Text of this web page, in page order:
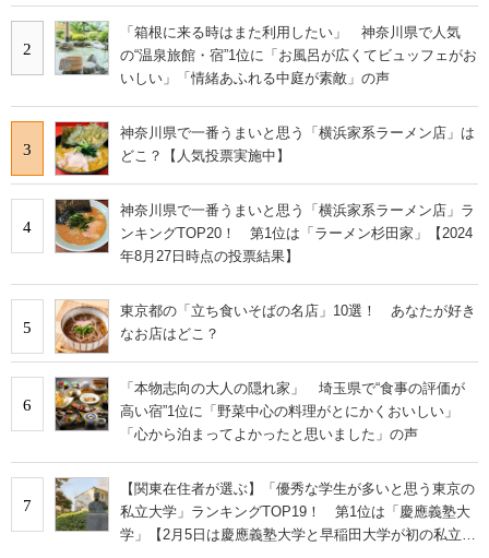
2
「箱根に来る時はまた利用したい」 神奈川県で人気
の“温泉旅館・宿”1位に「お風呂が広くてビュッフェがお
いしい」「情緒あふれる中庭が素敵」の声
3
神奈川県で一番うまいと思う「横浜家系ラーメン店」は
どこ？【人気投票実施中】
4
神奈川県で一番うまいと思う「横浜家系ラーメン店」ラ
ンキングTOP20！ 第1位は「ラーメン杉田家」【2024
年8月27日時点の投票結果】
5
東京都の「立ち食いそばの名店」10選！ あなたが好き
なお店はどこ？
6
「本物志向の大人の隠れ家」 埼玉県で“食事の評価が
高い宿”1位に「野菜中心の料理がとにかくおいしい」
「心から泊まってよかったと思いました」の声
7
【関東在住者が選ぶ】「優秀な学生が多いと思う東京の
私立大学」ランキングTOP19！ 第1位は「慶應義塾大
学」【2月5日は慶應義塾大学と早稲田大学が初の私立大